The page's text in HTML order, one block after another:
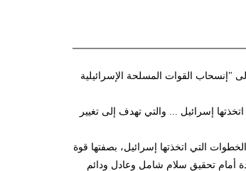
بالحرب" ويدعو إلى "إنسحاب القوات المسلحة الإسرائيلية
الخطوات التي اتخذتها إسرائيل ... والتي تهدف إلى تغيير
على أن كافة ... الخطوات التي اتخذتها إسرائيل، بصفتها قوة
أمام تحقيق سلام شامل وعادل ودائم